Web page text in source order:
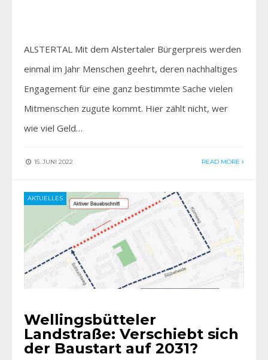
ALSTERTAL Mit dem Alstertaler Bürgerpreis werden
einmal im Jahr Menschen geehrt, deren nachhaltiges
Engagement für eine ganz bestimmte Sache vielen
Mitmenschen zugute kommt. Hier zählt nicht, wer
wie viel Geld…
15. JUNI 2022 READ MORE
AKTUELLES
Wellingsbütteler
Landstraße: Verschiebt sich
der Baustart auf 2031?